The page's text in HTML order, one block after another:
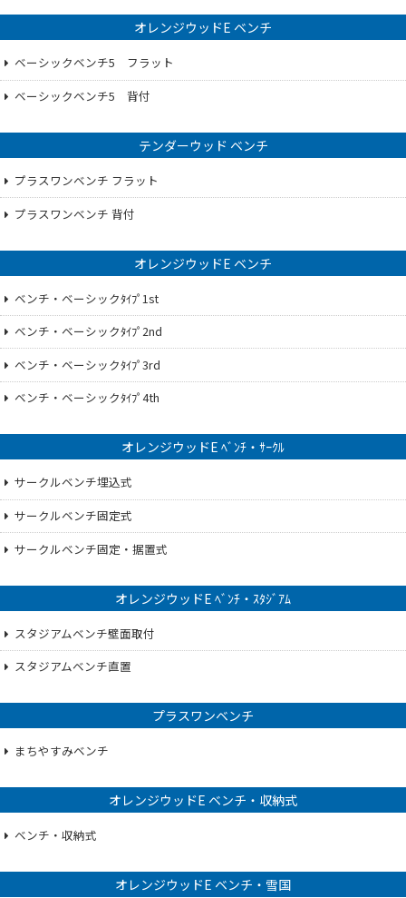
オレンジウッドE ベンチ
ベーシックベンチ5 フラット
ベーシックベンチ5 背付
テンダーウッド ベンチ
プラスワンベンチ フラット
プラスワンベンチ 背付
オレンジウッドE ベンチ
ベンチ・ベーシックﾀｲﾌﾟ1st
ベンチ・ベーシックﾀｲﾌﾟ2nd
ベンチ・ベーシックﾀｲﾌﾟ3rd
ベンチ・ベーシックﾀｲﾌﾟ4th
オレンジウッドE ﾍﾞﾝﾁ・ｻｰｸﾙ
サークルベンチ埋込式
サークルベンチ固定式
サークルベンチ固定・据置式
オレンジウッドE ﾍﾞﾝﾁ・ｽﾀｼﾞｱﾑ
スタジアムベンチ壁面取付
スタジアムベンチ直置
プラスワンベンチ
まちやすみベンチ
オレンジウッドE ベンチ・収納式
ベンチ・収納式
オレンジウッドE ベンチ・雪国